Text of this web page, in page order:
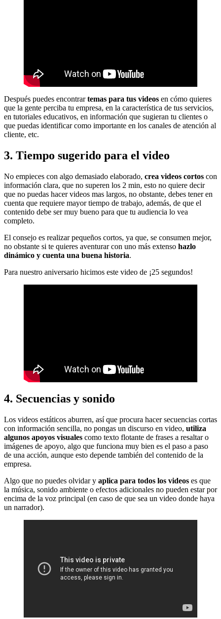
Después puedes encontrartemas para tus videos en cómo quieres
que la gente perciba tu empresa, en la característica de tus servicios,
en tutoriales educativos, en información que sugieran tu clientes o
que puedas identificar como importante en los canales de atención al
cliente, etc.
3. Tiempo sugerido para el video
No empieces con algo demasiado elaborado, crea videos cortos con
información clara, que no superen los 2 min, esto no quiere decir
que no puedas hacer videos mas largos, no obstante, debes tener en
cuenta que requiere mayor tiempo de trabajo, además, de que el
contenido debe ser muy bueno para que tu audiencia lo vea
completo.
El consejo es realizar pequeños cortos, ya que, se consumen mejor,
no obstante si te quieres aventurar con uno más extenso hazlo
dinámico y cuenta una buena historia.
Para nuestro aniversario hicimos este video de ¡25 segundos!
4. Secuencias y sonido
Los videos estáticos aburren, así que procura hacer secuencias cortas
con información sencilla, no pongas un discurso en video, utiliza
algunos apoyos visuales como texto flotante de frases a resaltar o
imágenes de apoyo, algo que funciona muy bien es el paso a paso
de una acción, aunque esto depende también del contenido de la
empresa.
Algo que no puedes olvidar y aplica para todos los videos es que
la música, sonido ambiente o efectos adicionales no pueden estar por
encima de la voz principal (en caso de que sea un video donde haya
un narrador).